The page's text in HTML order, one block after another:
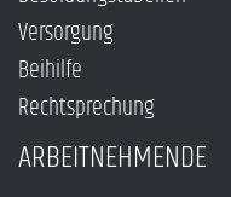
Versorgung
Beihilfe
Rechtsprechung
ARBEITNEHMENDE